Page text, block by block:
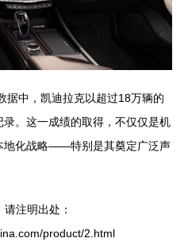
据中，凯迪拉克以超过18万辆的
。这一成绩的取得，不仅仅是机
地化战略——特别是其奠定广泛声
注明出处：
product/2.html